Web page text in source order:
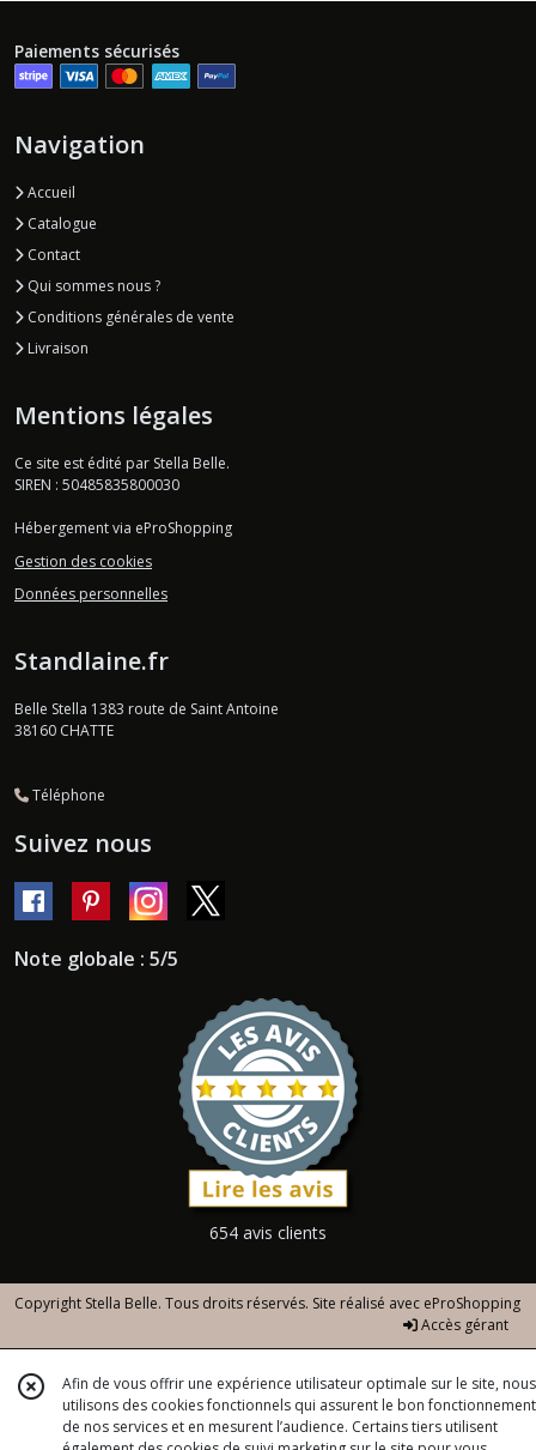
Paiements sécurisés
Navigation
Accueil
Catalogue
Contact
Qui sommes nous ?
Conditions générales de vente
Livraison
Mentions légales
Ce site est édité par Stella Belle.
SIREN : 50485835800030
Hébergement via eProShopping
Gestion des cookies
Données personnelles
Standlaine.fr
Belle Stella 1383 route de Saint Antoine
38160 CHATTE
Téléphone
Suivez nous
Note globale : 5/5
654 avis clients
Copyright Stella Belle. Tous droits réservés. Site réalisé avec eProShopping
Accès gérant
Afin de vous offrir une expérience utilisateur optimale sur le site, nous
utilisons des cookies fonctionnels qui assurent le bon fonctionnement
de nos services et en mesurent l’audience. Certains tiers utilisent